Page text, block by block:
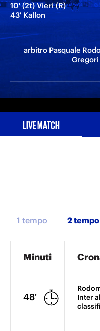
10' (2t) Vieri (R)
43' Kallon
arbitro Pasquale
Gregori
LIVE MATCH
1 tempo
Minuti
48'
Inter